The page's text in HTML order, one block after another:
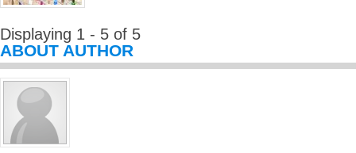
Displaying 1 - 5 of 5
ABOUT AUTHOR